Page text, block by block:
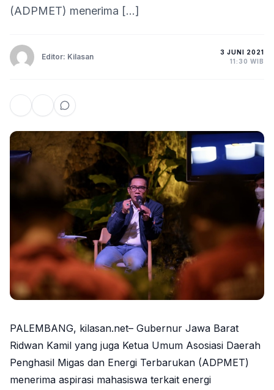
(ADPMET) menerima […]
Editor: Kilasan
3 JUNI 2021
11:30 WIB
PALEMBANG, kilasan.net– Gubernur Jawa Barat
Ridwan Kamil yang juga Ketua Umum Asosiasi Daerah
Penghasil Migas dan Energi Terbarukan (ADPMET)
menerima aspirasi mahasiswa terkait energi